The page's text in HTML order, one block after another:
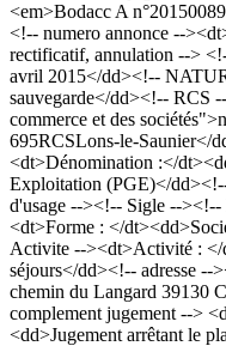
<em>Bodacc A
<!-- numero annonce --
rectificatif, annulation -->
avril 2015</dd><!--
sauvegarde</dd><!-- RCS
commerce et des
695RCSLons-le-Saunier</
<dt>Dénomination :</
Exploitation (PGE)</
d'usage --><!-- Sigle --
<dt>Forme : </
Activite --><dt>Activité : </
séjours</dd><!-- adresse --
chemin du Langard 39130
complement jugement -->
<dd>Jugement arrêtant le